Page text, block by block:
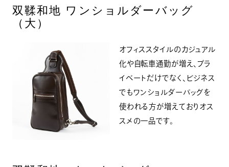
双鞣和地 ワンショルダーバッグ
（大）
オフィススタイルのカジュアル
化や自転車通勤が増え、プラ
イベートだけでなく、ビジネス
でもワンショルダーバッグを
使われる方が増えておりオス
スメの一品です。